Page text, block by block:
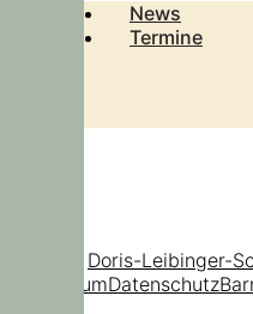
News
Termine
Doris-Leibinger-
ImpressumDatenschutz